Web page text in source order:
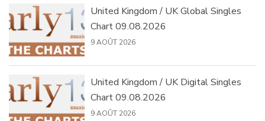
United Kingdom / UK Global Singles
Chart 09.08.2026
9 AOÛT 2026
United Kingdom / UK Digital Singles
Chart 09.08.2026
9 AOÛT 2026